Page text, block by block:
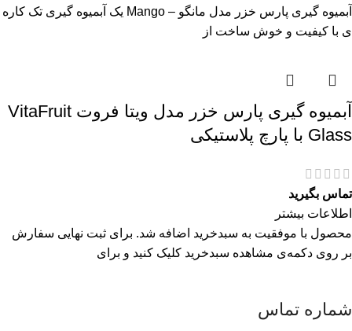
آبمیوه گیری پارس خزر مدل مانگو – Mango یک آبمیوه گیری تک کاره
ی با کیفیت و خوش ساخت از
آبمیوه گیری پارس خزر مدل ویتا فروت VitaFruit
Glass با پارچ پلاستیکی
تماس بگیرید
اطلاعات بیشتر
محصول با موفقیت به سبدخرید اضافه شد. برای ثبت نهایی سفارش
بر روی دکمه‌ی مشاهده سبدخرید کلیک کنید و برای
شماره تماس